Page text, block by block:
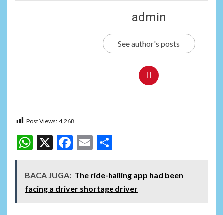
admin
See author's posts
Post Views: 4,268
WhatsApp
X Facebook
Email
BACA JUGA: The ride-hailing app had been
facing a driver shortage driver